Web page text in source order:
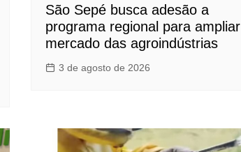
São Sepé busca adesão a
programa regional para ampliar
mercado das agroindústrias
3 de agosto de 2026